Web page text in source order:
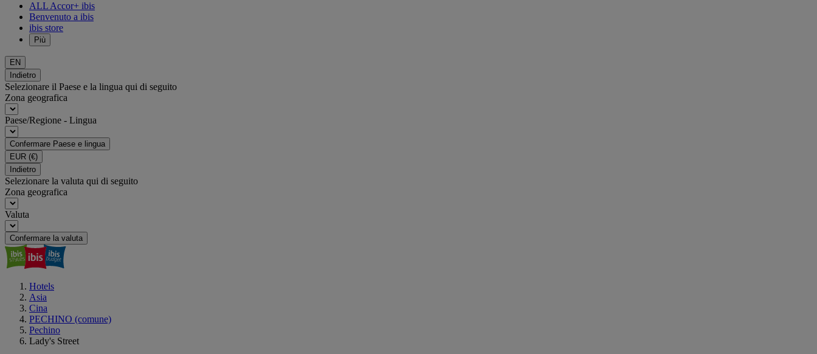
ALL Accor+ ibis
Benvenuto a ibis
ibis store
Più
EN
Indietro
Selezionare il Paese e la lingua qui di seguito
Zona geografica
Paese/Regione - Lingua
Confermare Paese e lingua
EUR (€)
Indietro
Selezionare la valuta qui di seguito
Zona geografica
Valuta
Confermare la valuta
Hotels
Asia
Cina
PECHINO (comune)
Pechino
Lady's Street